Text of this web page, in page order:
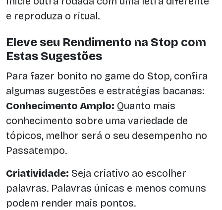
e reproduza o ritual.
Eleve seu Rendimento na Stop com
Estas Sugestões
Para fazer bonito no game do Stop, confira
algumas sugestões e estratégias bacanas:
Conhecimento Amplo: Quanto mais
conhecimento sobre uma variedade de
tópicos, melhor será o seu desempenho no
Passatempo.
Criatividade: Seja criativo ao escolher
palavras. Palavras únicas e menos comuns
podem render mais pontos.